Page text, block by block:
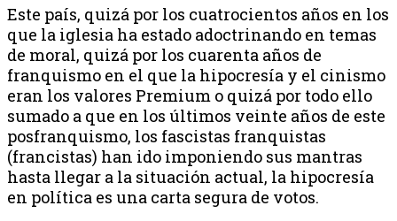
Este país, quizá por los cuatrocientos años en los
que la iglesia ha estado adoctrinando en temas
de moral, quizá por los cuarenta años de
franquismo en el que la hipocresía y el cinismo
eran los valores Premium o quizá por todo ello
sumado a que en los últimos veinte años de este
posfranquismo, los fascistas franquistas
(francistas) han ido imponiendo sus mantras
hasta llegar a la situación actual, la hipocresía
en política es una carta segura de votos.